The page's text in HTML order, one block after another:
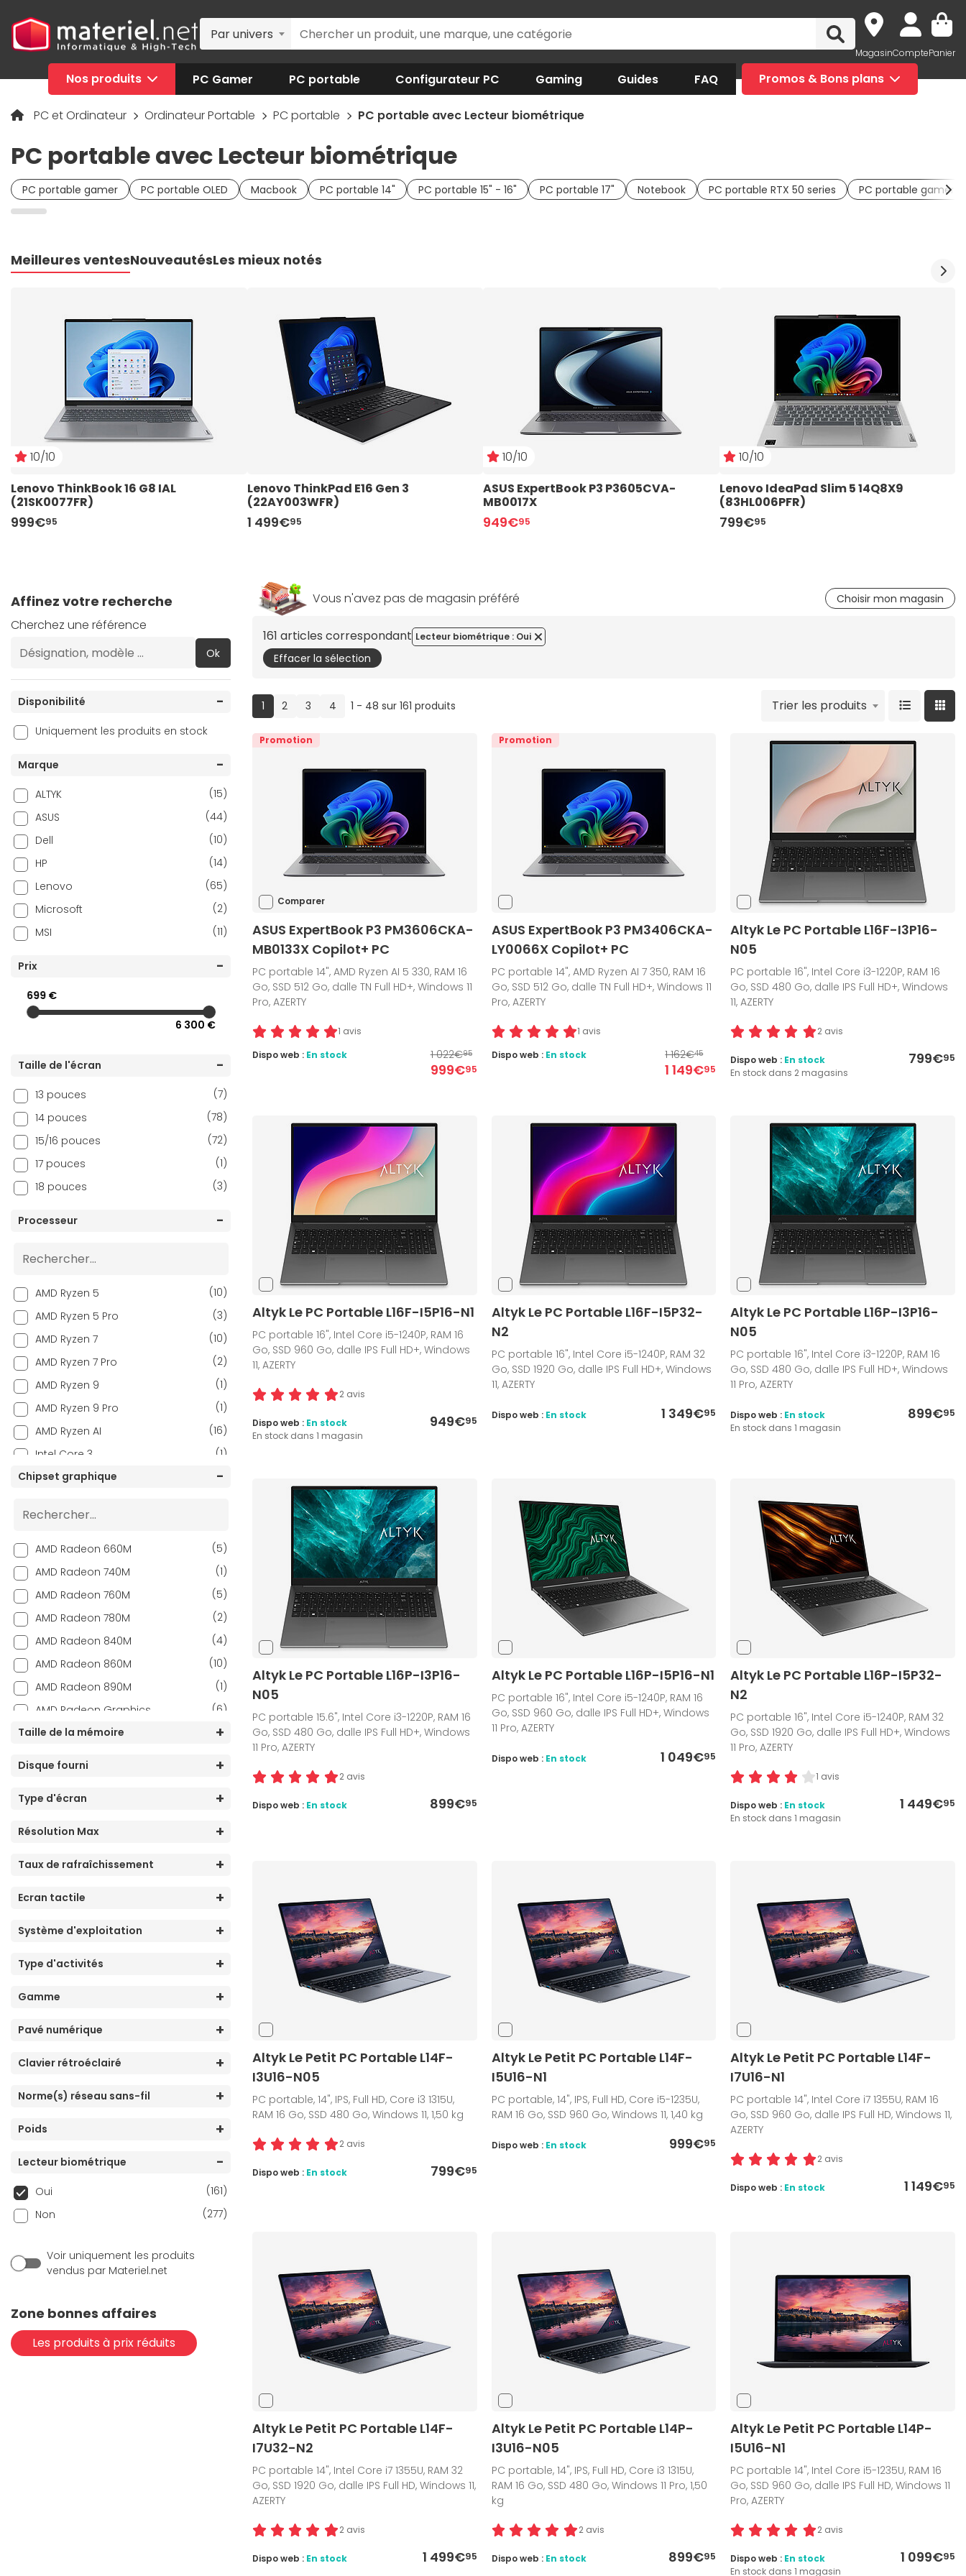
Par univers
MagasinComptePanier
Nos produits PC Gamer PC portable Configurateur PC Gaming Guides FAQ Promos & Bons plans
PC et Ordinateur Ordinateur Portable PC portable PC portable avec Lecteur biométrique
PC portable avec Lecteur biométrique
PC portable gamer PC portable OLED Macbook PC portable 14" PC portable 15" - 16" PC portable 17" Notebook PC portable RTX 50 series PC portable gamer
Meilleures ventesNouveautésLes mieux notés
10/10
Lenovo ThinkBook 16 G8 IAL
(21SK0077FR)
999€95
Lenovo ThinkPad E16 Gen 3
(22AY003WFR)
1 499€95
10/10
ASUS ExpertBook P3 P3605CVA-
MB0017X
949€95
10/10
Lenovo IdeaPad Slim 5 14Q8X9
(83HL006PFR)
799€95
Affinez votre recherche
Cherchez une référence
Ok
Disponibilité
Uniquement les produits en stock
Marque
ALTYK
(15)
ASUS
(44)
Dell
(10)
HP
(14)
Lenovo
(65)
Microsoft
(2)
MSI
(11)
Prix
699 €
6 300 €
Taille de l'écran
13 pouces
(7)
14 pouces
(78)
15/16 pouces
(72)
17 pouces
(1)
18 pouces
(3)
Processeur
AMD Ryzen 5
(10)
AMD Ryzen 5 Pro
(3)
AMD Ryzen 7
(10)
AMD Ryzen 7 Pro
(2)
AMD Ryzen 9
(1)
AMD Ryzen 9 Pro
(1)
AMD Ryzen AI
(16)
Intel Core 3
(1)
Intel Core 5
(4)
Intel Core i3
Intel Core i5
(14)
Intel Core i7
(12)
Intel Core i9
(1)
Intel Core Ultra 5
(30)
Intel Core Ultra 7
(35)
Intel Core Ultra 9
(5)
Snapdragon X
(1)
Snapdragon X Plus
(3)
Chipset graphique
AMD Radeon 660M
(5)
AMD Radeon 740M
(1)
AMD Radeon 760M
(5)
AMD Radeon 780M
(2)
AMD Radeon 840M
(4)
AMD Radeon 860M
(10)
AMD Radeon 890M
(1)
AMD Radeon Graphics
(6)
Intel Arc B390
(1)
Intel Arc Graphics 140T
(4)
Intel Arc Graphics 140V
Intel Iris Xe Graphics
(11)
Intel UHD Graphics
(21)
NVIDIA GeForce RTX 5070
(3)
NVIDIA GeForce RTX 5070 Ti
(1)
NVIDIA RTX 500 ADA
(1)
NVIDIA RTX PRO 1000
NVIDIA RTX PRO 2000
(6)
NVIDIA RTX PRO 500 Blackwell
(3)
Taille de la mémoire
Disque fourni
Type d'écran
Résolution Max
Taux de rafraîchissement
Ecran tactile
Système d'exploitation
Type d'activités
Gamme
Pavé numérique
Clavier rétroéclairé
Norme(s) réseau sans-fil
Poids
Lecteur biométrique
Oui
(161)
Non
(277)
Voir uniquement les produits
vendus par Materiel.net
Zone bonnes affaires
Les produits à prix réduits
Vous n'avez pas de magasin préféré Choisir mon magasin
161 articles correspondant
Effacer la sélection
Lecteur biométrique : Oui
1(current)
2 3 4 1 - 48 sur 161 produits Trier les produits
Promotion
Comparer
ASUS ExpertBook P3 PM3606CKA-
MB0133X Copilot+ PC
PC portable 14", AMD Ryzen AI 5 330, RAM 16
Go, SSD 512 Go, dalle TN Full HD+, Windows 11
Pro, AZERTY
1 avis
1 022€95
999€95
Dispo web : En stock
Promotion
ASUS ExpertBook P3 PM3406CKA-
LY0066X Copilot+ PC
PC portable 14", AMD Ryzen AI 7 350, RAM 16
Go, SSD 512 Go, dalle TN Full HD+, Windows 11
Pro, AZERTY
1 avis
1 162€45
1 149€95
Dispo web : En stock
Altyk Le PC Portable L16F-I3P16-
N05
PC portable 16", Intel Core i3-1220P, RAM 16
Go, SSD 480 Go, dalle IPS Full HD+, Windows
11, AZERTY
2 avis
799€95
Dispo web : En stock
En stock dans 2 magasins
Altyk Le PC Portable L16F-I5P16-N1
PC portable 16", Intel Core i5-1240P, RAM 16
Go, SSD 960 Go, dalle IPS Full HD+, Windows
11, AZERTY
2 avis
949€95
Dispo web : En stock
En stock dans 1 magasin
Altyk Le PC Portable L16F-I5P32-
N2
PC portable 16", Intel Core i5-1240P, RAM 32
Go, SSD 1920 Go, dalle IPS Full HD+, Windows
11, AZERTY
1 349€95
Dispo web : En stock
Altyk Le PC Portable L16P-I3P16-
N05
PC portable 16", Intel Core i3-1220P, RAM 16
Go, SSD 480 Go, dalle IPS Full HD+, Windows
11 Pro, AZERTY
899€95
Dispo web : En stock
En stock dans 1 magasin
Altyk Le PC Portable L16P-I3P16-
N05
PC portable 15.6", Intel Core i3-1220P, RAM 16
Go, SSD 480 Go, dalle IPS Full HD+, Windows
11 Pro, AZERTY
2 avis
899€95
Dispo web : En stock
Altyk Le PC Portable L16P-I5P16-N1
PC portable 16", Intel Core i5-1240P, RAM 16
Go, SSD 960 Go, dalle IPS Full HD+, Windows
11 Pro, AZERTY
1 049€95
Dispo web : En stock
Altyk Le PC Portable L16P-I5P32-
N2
PC portable 16", Intel Core i5-1240P, RAM 32
Go, SSD 1920 Go, dalle IPS Full HD+, Windows
11 Pro, AZERTY
1 avis
1 449€95
Dispo web : En stock
En stock dans 1 magasin
Altyk Le Petit PC Portable L14F-
I3U16-N05
PC portable, 14", IPS, Full HD, Core i3 1315U,
RAM 16 Go, SSD 480 Go, Windows 11, 1,50 kg
2 avis
799€95
Dispo web : En stock
Altyk Le Petit PC Portable L14F-
I5U16-N1
PC portable, 14", IPS, Full HD, Core i5-1235U,
RAM 16 Go, SSD 960 Go, Windows 11, 1,40 kg
999€95
Dispo web : En stock
Altyk Le Petit PC Portable L14F-
I7U16-N1
PC portable 14", Intel Core i7 1355U, RAM 16
Go, SSD 960 Go, dalle IPS Full HD, Windows 11,
AZERTY
2 avis
1 149€95
Dispo web : En stock
Altyk Le Petit PC Portable L14F-
I7U32-N2
PC portable 14", Intel Core i7 1355U, RAM 32
Go, SSD 1920 Go, dalle IPS Full HD, Windows 11,
AZERTY
2 avis
1 499€95
Dispo web : En stock
Altyk Le Petit PC Portable L14P-
I3U16-N05
PC portable, 14", IPS, Full HD, Core i3 1315U,
RAM 16 Go, SSD 480 Go, Windows 11 Pro, 1,50
kg
2 avis
899€95
Dispo web : En stock
Altyk Le Petit PC Portable L14P-
I5U16-N1
PC portable 14", Intel Core i5-1235U, RAM 16
Go, SSD 960 Go, dalle IPS Full HD, Windows 11
Pro, AZERTY
2 avis
1 099€95
Dispo web : En stock
En stock dans 1 magasin